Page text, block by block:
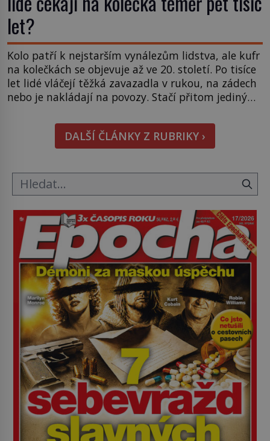
let?
Kolo patří k nejstarším vynálezům lidstva, ale kufr
na kolečkách se objevuje až ve 20. století. Po tisíce
let lidé vláčejí těžká zavazadla v rukou, na zádech
nebo je nakládají na povozy. Stačí přitom jediný
nikdo dlouho nedostane. Až jednou se na letišti
ozve věta, která změní […]
DALŠÍ ČLÁNKY Z RUBRIKY ›